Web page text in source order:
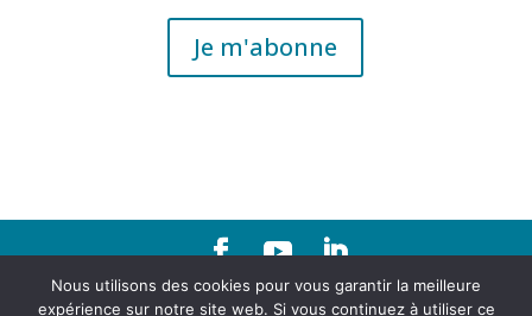
Je m'abonne
Contact|Mentions légales
Nous utilisons des cookies pour vous garantir la meilleure
expérience sur notre site web. Si vous continuez à utiliser ce